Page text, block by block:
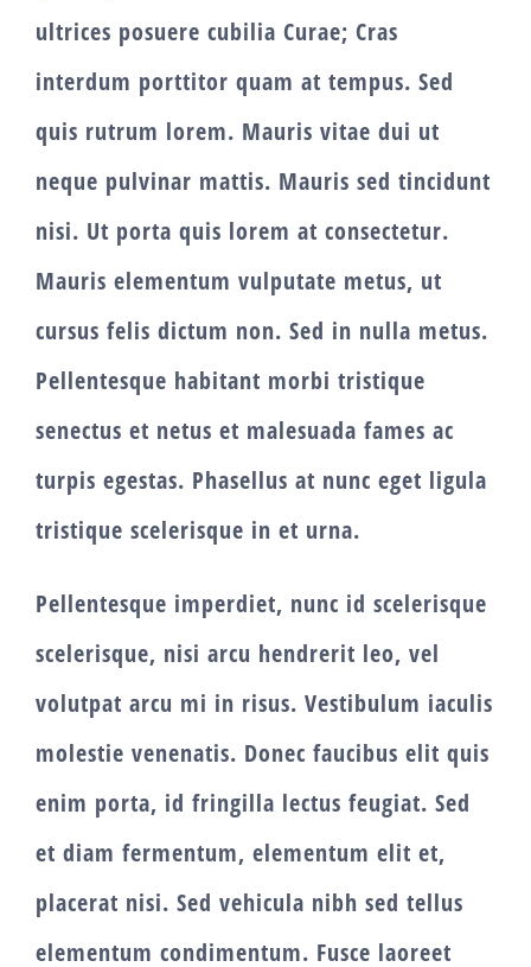
ultrices posuere cubilia Curae; Cras
interdum porttitor quam at tempus. Sed
quis rutrum lorem. Mauris vitae dui ut
neque pulvinar mattis. Mauris sed tincidunt
nisi. Ut porta quis lorem at consectetur.
Mauris elementum vulputate metus, ut
cursus felis dictum non. Sed in nulla metus.
Pellentesque habitant morbi tristique
senectus et netus et malesuada fames ac
turpis egestas. Phasellus at nunc eget ligula
tristique scelerisque in et urna.
Pellentesque imperdiet, nunc id scelerisque
scelerisque, nisi arcu hendrerit leo, vel
volutpat arcu mi in risus. Vestibulum iaculis
molestie venenatis. Donec faucibus elit quis
enim porta, id fringilla lectus feugiat. Sed
et diam fermentum, elementum elit et,
placerat nisi. Sed vehicula nibh sed tellus
elementum condimentum. Fusce laoreet